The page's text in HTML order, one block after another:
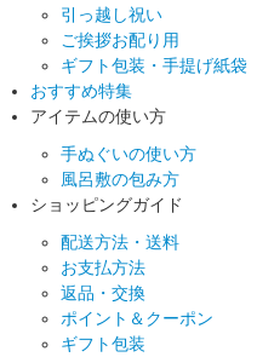
引っ越し祝い
ご挨拶お配り用
ギフト包装・手提げ紙袋
おすすめ特集
アイテムの使い方
手ぬぐいの使い方
風呂敷の包み方
ショッピングガイド
配送方法・送料
お支払方法
返品・交換
ポイント＆クーポン
ギフト包装